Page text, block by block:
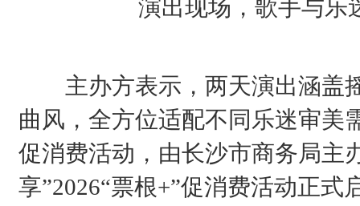
演出现场，歌手与乐
主办方表示，两天演出涵盖
曲风，全方位适配不同乐迷审美
促消费活动，由长沙市商务局主
享”2026“票根+”促消费活动正